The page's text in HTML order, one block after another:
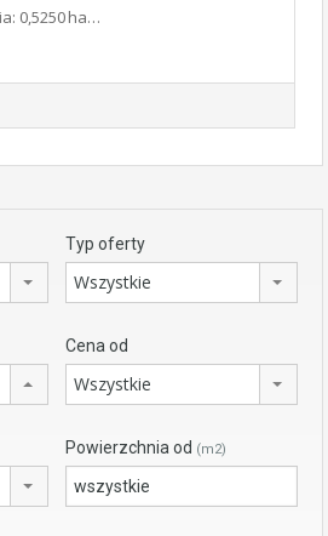
0,5250 ha…
Typ oferty
Wszystkie
Cena od
Wszystkie
Powierzchnia od (m2)